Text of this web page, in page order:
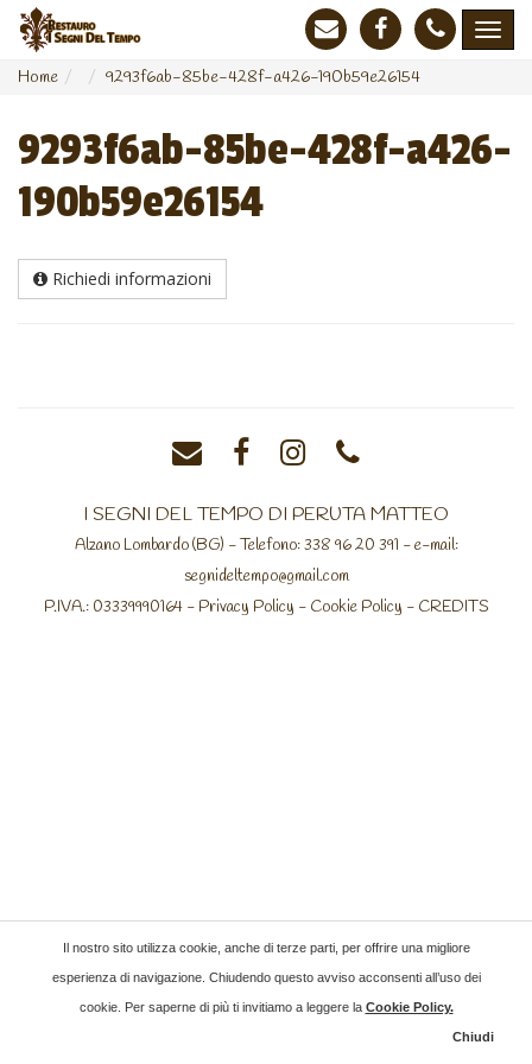
Home 9293f6ab-85be-428f-a426-190b59e26154
9293f6ab-85be-428f-a426-
190b59e26154
Richiedi informazioni
I SEGNI DEL TEMPO DI PERUTA MATTEO
Alzano Lombardo (BG) - Telefono: 338 96 20 391 - e-mail:
segnideltempo@gmail.com
P.IVA.: 03339990164 - Privacy Policy - Cookie Policy - CREDITS
Il nostro sito utilizza cookie, anche di terze parti, per offrire una migliore
esperienza di navigazione. Chiudendo questo avviso acconsenti all’uso dei
cookie. Per saperne di più ti invitiamo a leggere la Cookie Policy.
Chiudi